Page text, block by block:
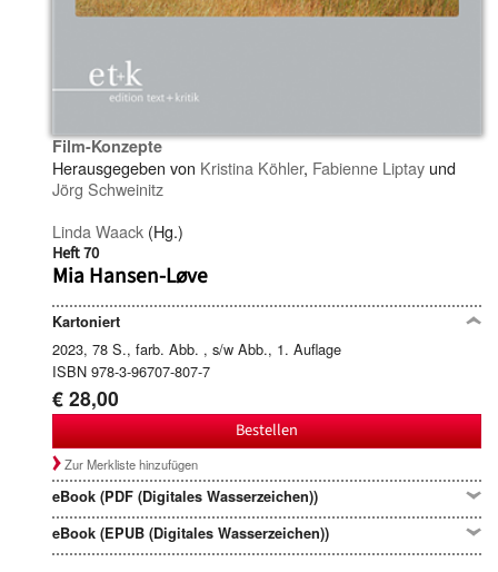
Film-Konzepte
Herausgegeben von Kristina Köhler, Fabienne Liptay und
Jörg Schweinitz
Linda Waack (Hg.)
Heft 70
Mia Hansen-Løve
Kartoniert
2023, 78 S., farb. Abb. , s/w Abb., 1. Auflage
ISBN 978-3-96707-807-7
€ 28,00
Bestellen
Zur Merkliste hinzufügen
eBook (PDF (Digitales Wasserzeichen))
eBook (EPUB (Digitales Wasserzeichen))